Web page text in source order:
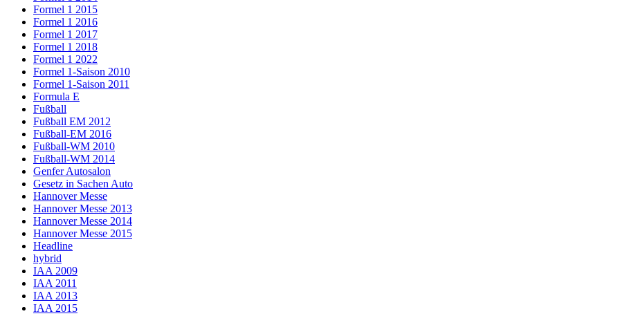
Formel 1 2015
Formel 1 2016
Formel 1 2017
Formel 1 2018
Formel 1 2022
Formel 1-Saison 2010
Formel 1-Saison 2011
Formula E
Fußball
Fußball EM 2012
Fußball-EM 2016
Fußball-WM 2010
Fußball-WM 2014
Genfer Autosalon
Gesetz in Sachen Auto
Hannover Messe
Hannover Messe 2013
Hannover Messe 2014
Hannover Messe 2015
Headline
hybrid
IAA 2009
IAA 2011
IAA 2013
IAA 2015